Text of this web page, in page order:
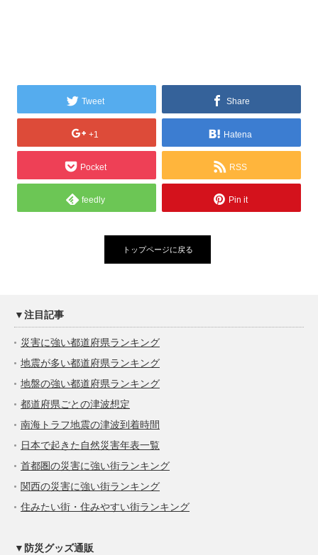
Tweet Share
+1 Hatena
Pocket RSS
feedly Pin it
トップページに戻る
▼注目記事
災害に強い都道府県ランキング
地震が多い都道府県ランキング
地盤の強い都道府県ランキング
都道府県ごとの津波想定
南海トラフ地震の津波到着時間
日本で起きた自然災害年表一覧
首都圏の災害に強い街ランキング
関西の災害に強い街ランキング
住みたい街・住みやすい街ランキング
▼防災グッズ通販